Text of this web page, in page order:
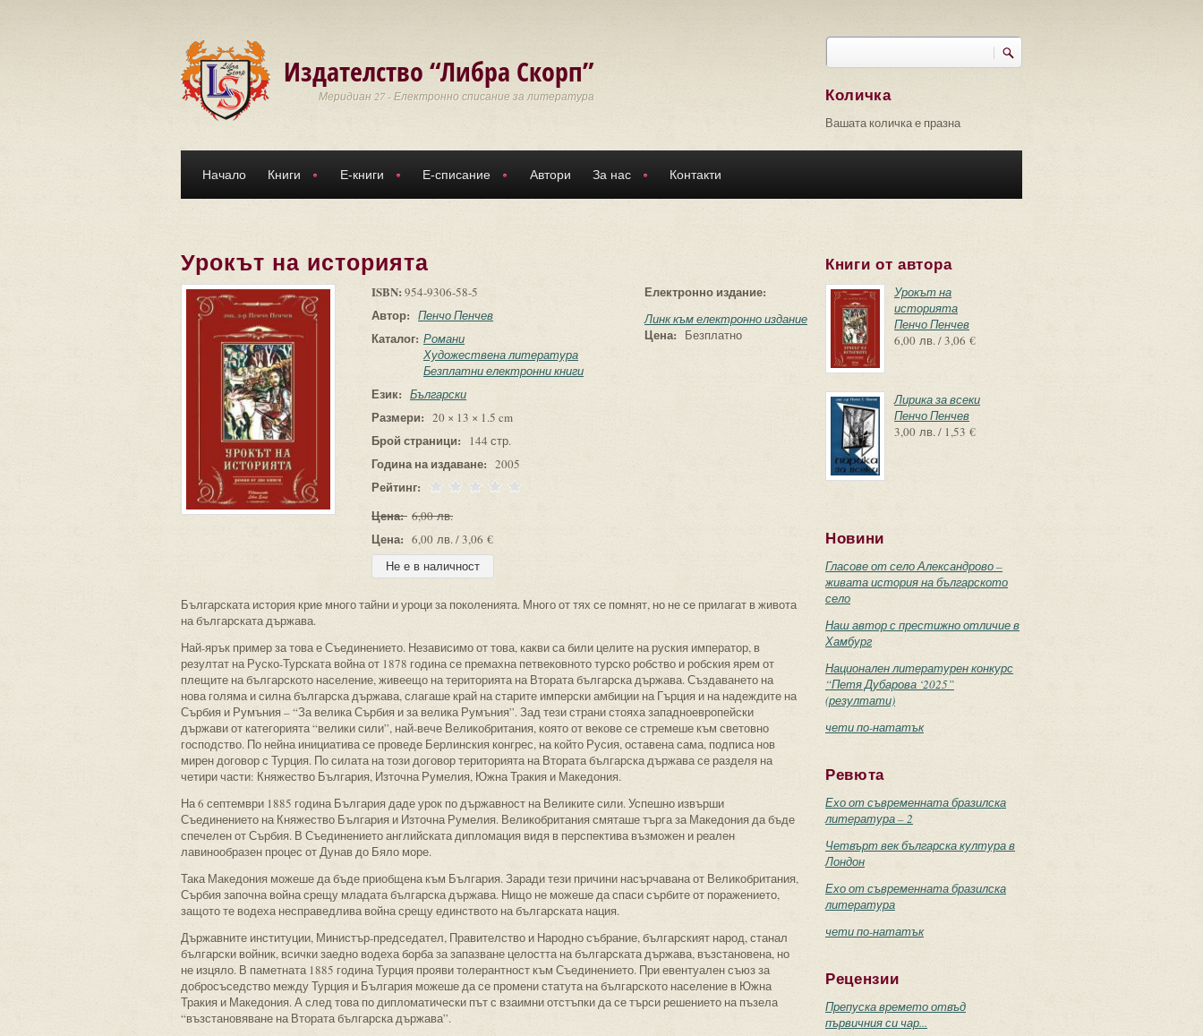
Издателство “Либра Скорп”
Меридиан 27 - Електронно списание за литература
Търси
Количка
Вашата количка е празна
Начало Книги Е-книги Е-списание Автори За нас Контакти
Урокът на историята
ISBN: 954-9306-58-5
Автор: Пенчо Пенчев
Каталог: Романи
Художествена литература
Безплатни електронни книги
Език: Български
Размери: 20 × 13 × 1.5 cm
Брой страници: 144 стр.
Година на издаване: 2005
Рейтинг:
Цена: 6,00 лв.
Цена: 6,00 лв. / 3,06 €
Електронно издание:
Линк към електронно издание
Цена: Безплатно
Българската история крие много тайни и уроци за поколенията. Много от тях се помнят, но не се прилагат в живота
на българската държава.
Най-ярък пример за това е Съединението. Независимо от това, какви са били целите на руския император, в
резултат на Руско-Турската война от 1878 година се премахна петвековното турско робство и робския ярем от
плещите на българското население, живеещо на територията на Втората българска държава. Създаването на
нова голяма и силна българска държава, слагаше край на старите имперски амбиции на Гърция и на надеждите на
Сърбия и Румъния – “За велика Сърбия и за велика Румъния”. Зад тези страни стояха западноевропейски
държави от категорията “велики сили”, най-вече Великобритания, която от векове се стремеше към световно
господство. По нейна инициатива се проведе Берлинския конгрес, на който Русия, оставена сама, подписа нов
мирен договор с Турция. По силата на този договор територията на Втората българска държава се разделя на
четири части: Княжество България, Източна Румелия, Южна Тракия и Македония.
На 6 септември 1885 година България даде урок по държавност на Великите сили. Успешно извърши
Съединението на Княжество България и Източна Румелия. Великобритания смяташе търга за Македония да бъде
спечелен от Сърбия. В Съединението английската дипломация видя в перспектива възможен и реален
лавинообразен процес от Дунав до Бяло море.
Така Македония можеше да бъде приобщена към България. Заради тези причини насърчавана от Великобритания,
Сърбия започна война срещу младата българска държава. Нищо не можеше да спаси сърбите от поражението,
защото те водеха несправедлива война срещу единството на българската нация.
Държавните институции, Министър-председател, Правителство и Народно събрание, българският народ, станал
български войник, всички заедно водеха борба за запазване целостта на българската държава, възстановена, но
не изцяло. В паметната 1885 година Турция прояви толерантност към Съединението. При евентуален съюз за
добросъседство между Турция и България можеше да се промени статута на българското население в Южна
Тракия и Македония. А след това по дипломатически път с взаимни отстъпки да се търси решението на пъзела
“възстановяване на Втората българска държава”.
Книги от автора
Урокът на
историята
Пенчо Пенчев
6,00 лв. / 3,06 €
Лирика за всеки
Пенчо Пенчев
3,00 лв. / 1,53 €
Новини
Гласове от село Александрово –
живата история на българското
село
Наш автор с престижно отличие в
Хамбург
Национален литературен конкурс
“Петя Дубарова ‘2025”
(резултати)
чети по-нататък
Ревюта
Ехо от съвременната бразилска
литература – 2
Четвърт век българска култура в
Лондон
Ехо от съвременната бразилска
литература
чети по-нататък
Рецензии
Препуска времето отвъд
първичния си чар...